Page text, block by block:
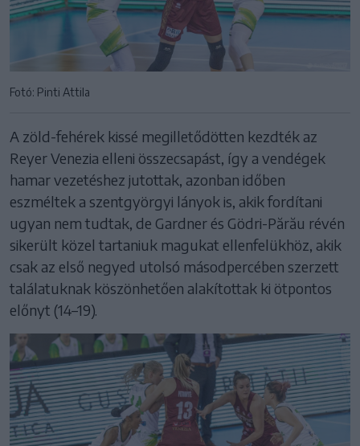
Fotó: Pinti Attila
A zöld-fehérek kissé megilletődötten kezdték az
Reyer Venezia elleni összecsapást, így a vendégek
hamar vezetéshez jutottak, azonban időben
eszméltek a szentgyörgyi lányok is, akik fordítani
ugyan nem tudtak, de Gardner és Gödri-Părău révén
sikerült közel tartaniuk magukat ellenfelükhöz, akik
csak az első negyed utolsó másodpercében szerzett
találatuknak köszönhetően alakítottak ki ötpontos
előnyt (14–19).